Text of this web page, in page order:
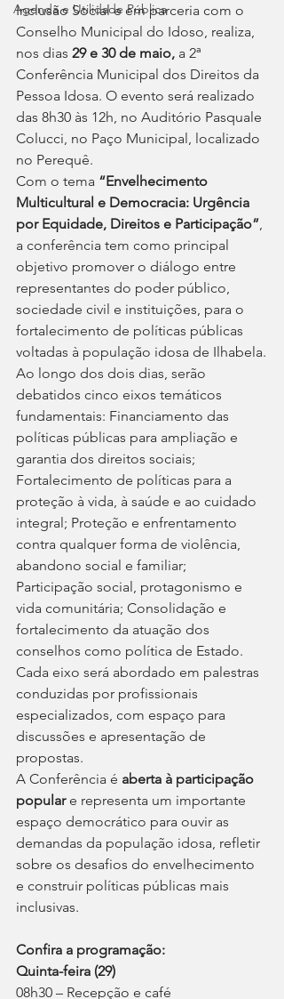
Agenda e Utilidade Pública
Inclusão Social e em parceria com o
Conselho Municipal do Idoso, realiza,
nos dias 29 e 30 de maio, a 2ª
Conferência Municipal dos Direitos da
Pessoa Idosa. O evento será realizado
das 8h30 às 12h, no Auditório Pasquale
Colucci, no Paço Municipal, localizado
no Perequê.
Com o tema “Envelhecimento
Multicultural e Democracia: Urgência
por Equidade, Direitos e Participação”,
a conferência tem como principal
objetivo promover o diálogo entre
representantes do poder público,
sociedade civil e instituições, para o
fortalecimento de políticas públicas
voltadas à população idosa de Ilhabela.
Ao longo dos dois dias, serão
debatidos cinco eixos temáticos
fundamentais: Financiamento das
políticas públicas para ampliação e
garantia dos direitos sociais;
Fortalecimento de políticas para a
proteção à vida, à saúde e ao cuidado
integral; Proteção e enfrentamento
contra qualquer forma de violência,
abandono social e familiar;
Participação social, protagonismo e
vida comunitária; Consolidação e
fortalecimento da atuação dos
conselhos como política de Estado.
Cada eixo será abordado em palestras
conduzidas por profissionais
especializados, com espaço para
discussões e apresentação de
propostas.
A Conferência é aberta à participação
popular e representa um importante
espaço democrático para ouvir as
demandas da população idosa, refletir
sobre os desafios do envelhecimento
e construir políticas públicas mais
inclusivas.
Confira a programação:
Quinta-feira (29)
08h30 – Recepção e café